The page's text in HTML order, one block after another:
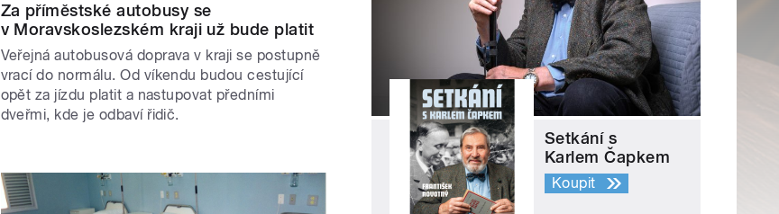
Za příměstské autobusy se
v Moravskoslezském kraji už bude platit
Veřejná autobusová doprava v kraji se postupně
vrací do normálu. Od víkendu budou cestující
opět za jízdu platit a nastupovat předními
dveřmi, kde je odbaví řidič.
Setkání s
Karlem Čapkem
Koupit